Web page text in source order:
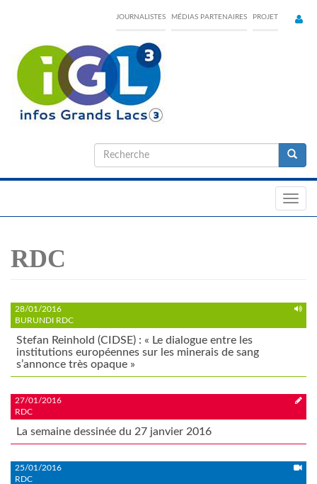
content
JOURNALISTES MÉDIAS PARTENAIRES PROJET
Formulaire
de
RDC
28/01/2016
BURUNDI RDC
Stefan Reinhold (CIDSE) : « Le dialogue entre les
institutions européennes sur les minerais de sang
s’annonce très opaque »
27/01/2016
RDC
La semaine dessinée du 27 janvier 2016
25/01/2016
RDC